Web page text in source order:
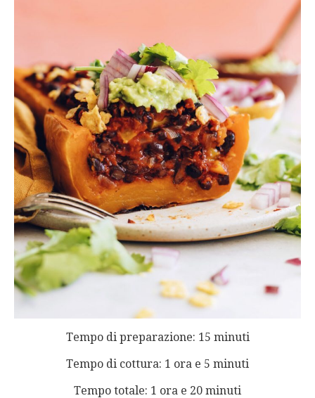
Tempo di preparazione: 15 minuti
Tempo di cottura: 1 ora e 5 minuti
Tempo totale: 1 ora e 20 minuti